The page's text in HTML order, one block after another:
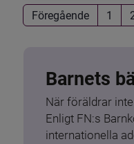
Föregående 1
Barnets
När föräldrar
Enligt FN:s
internationella